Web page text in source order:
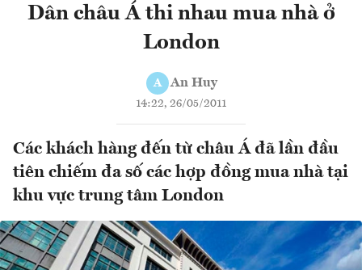
Dân châu Á thi nhau mua nhà ở
London
A An Huy
14:22, 26/05/2011
Các khách hàng đến từ châu Á đã lần đầu
tiên chiếm đa số các hợp đồng mua nhà tại
khu vực trung tâm London